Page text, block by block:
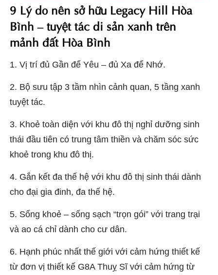
9 Lý do nên sở hữu Legacy Hill Hòa
Bình – tuyệt tác di sản xanh trên
mảnh đất Hòa Bình
1. Vị trí đủ Gần để Yêu – đủ Xa để Nhớ.
2. Bộ sưu tập 3 tầm nhìn cảnh quan, 5 tầng xanh
tuyệt tác.
3. Khoẻ toàn diện với khu đô thị nghỉ dưỡng sinh
thái đầu tiên có trung tâm thiền và chăm sóc sức
khoẻ trong khu đô thị.
4. Gắn kết đa thế hệ với khu đô thị sinh thái dành
cho đại gia đinh, đa thế hệ.
5. Sống khoẻ – sống sạch “trọn gói” với trang trại
và ao cá chỉ dành cho cư dân.
6. Hạnh phúc nhất thế giới với cảm hứng thiết kế
từ đơn vị thiết kế G8A Thuỵ Sĩ với cảm hứng từ